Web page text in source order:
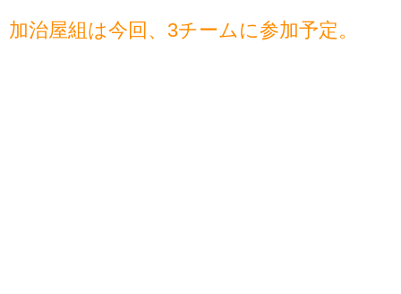
加治屋組は今回、3チームに参加予定。